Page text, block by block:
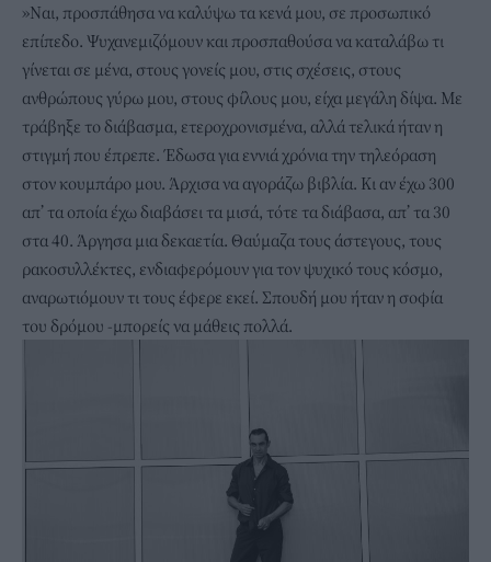
»Ναι, προσπάθησα να καλύψω τα κενά μου, σε προσωπικό
επίπεδο. Ψυχανεμιζόμουν και προσπαθούσα να καταλάβω τι
γίνεται σε μένα, στους γονείς μου, στις σχέσεις, στους
ανθρώπους γύρω μου, στους φίλους μου, είχα μεγάλη δίψα. Με
τράβηξε το διάβασμα, ετεροχρονισμένα, αλλά τελικά ήταν η
στιγμή που έπρεπε. Έδωσα για εννιά χρόνια την τηλεόραση
στον κουμπάρο μου. Άρχισα να αγοράζω βιβλία. Κι αν έχω 300
απ’ τα οποία έχω διαβάσει τα μισά, τότε τα διάβασα, απ’ τα 30
στα 40. Άργησα μια δεκαετία. Θαύμαζα τους άστεγους, τους
ρακοσυλλέκτες, ενδιαφερόμουν για τον ψυχικό τους κόσμο,
αναρωτιόμουν τι τους έφερε εκεί. Σπουδή μου ήταν η σοφία
του δρόμου -μπορείς να μάθεις πολλά.